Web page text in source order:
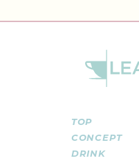
TOP
CONCEPT
DRINK